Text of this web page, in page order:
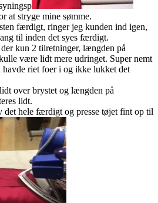
at stryge mine sømme.
færdigt, ringer jeg kunden ind igen,
til inden det syes færdigt.
kun 2 tilretninger, længden på
være lidt mere udringet. Super nemt
havde riet foer i og ikke lukket det
over brystet og længden på
lidt.
det hele færdigt og presse tøjet fint op til